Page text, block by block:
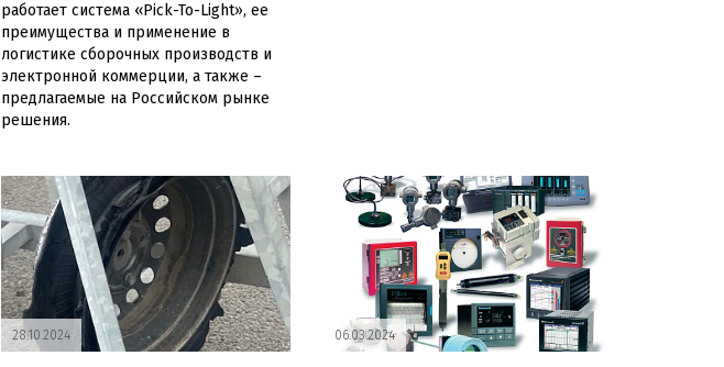
работает система «Pick-To-Light», ее
преимущества и применение в
логистике сборочных производств и
электронной коммерции, а также –
предлагаемые на Российском рынке
решения.
28.10.2024 06.03.2024